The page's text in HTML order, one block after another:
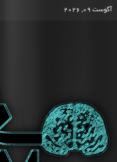
آگوست 09, 2026